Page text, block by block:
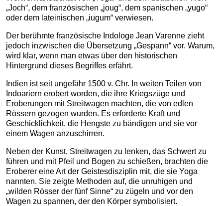
„Joch“, dem französischen „joug“, dem spanischen „yugo“
oder dem lateinischen „iugum“ verwiesen.
Der berühmte französische Indologe Jean Varenne zieht
jedoch inzwischen die Übersetzung „Gespann“ vor. Warum,
wird klar, wenn man etwas über den historischen
Hintergrund dieses Begriffes erfährt.
Indien ist seit ungefähr 1500 v. Chr. In weiten Teilen von
Indoariern erobert worden, die ihre Kriegszüge und
Eroberungen mit Streitwagen machten, die von edlen
Rössern gezogen wurden. Es erforderte Kraft und
Geschicklichkeit, die Hengste zu bändigen und sie vor
einem Wagen anzuschirren.
Neben der Kunst, Streitwagen zu lenken, das Schwert zu
führen und mit Pfeil und Bogen zu schießen, brachten die
Eroberer eine Art der Geistesdisziplin mit, die sie Yoga
nannten. Sie zeigte Methoden auf, die unruhigen und
„wilden Rösser der fünf Sinne“ zu zügeln und vor den
Wagen zu spannen, der den Körper symbolisiert.